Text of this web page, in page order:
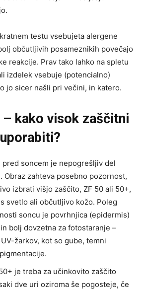
testu vsebujeta alergene
občutljivih posameznikih povečajo
reakcije. Prav tako lahko na spletu
izdelek vsebuje (potencialno)
jo sicer našli pri večini, in katero.
– kako visok zaščitni
pred soncem je nepogrešljiv del
Obraz zahteva posebno pozornost,
izbrati višjo zaščito, ZF 50 ali 50+,
svetlo ali občutljivo kožo. Poleg
soncu je povrhnjica (epidermis)
bolj dovzetna za fotostaranje –
žarkov, kot so gube, temni
je treba za učinkovito zaščito
dve uri oziroma še pogosteje, če